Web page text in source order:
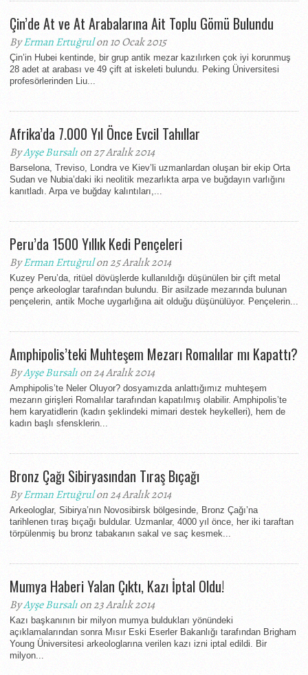
Çin’de At ve At Arabalarına Ait Toplu Gömü Bulundu
ByErman Ertuğrulon 10 Ocak 2015
Çin’in Hubei kentinde, bir grup antik mezar kazılırken çok iyi korunmuş
28 adet at arabası ve 49 çift at iskeleti bulundu. Peking Üniversitesi
profesörlerinden Liu...
Afrika’da 7.000 Yıl Önce Evcil Tahıllar
ByAyşe Bursalıon 27 Aralık 2014
Barselona, Treviso, Londra ve Kiev’li uzmanlardan oluşan bir ekip Orta
Sudan ve Nubia’daki iki neolitik mezarlıkta arpa ve buğdayın varlığını
kanıtladı. Arpa ve buğday kalıntıları,...
Peru’da 1500 Yıllık Kedi Pençeleri
ByErman Ertuğrulon 25 Aralık 2014
Kuzey Peru’da, ritüel dövüşlerde kullanıldığı düşünülen bir çift metal
pençe arkeologlar tarafından bulundu. Bir asilzade mezarında bulunan
pençelerin, antik Moche uygarlığına ait olduğu düşünülüyor. Pençelerin...
Amphipolis’teki Muhteşem Mezarı Romalılar mı Kapattı?
ByAyşe Bursalıon 24 Aralık 2014
Amphipolis’te Neler Oluyor? dosyamızda anlattığımız muhteşem
mezarın girişleri Romalılar tarafından kapatılmış olabilir. Amphipolis’te
hem karyatidlerin (kadın şeklindeki mimari destek heykelleri), hem de
kadın başlı sfensklerin...
Bronz Çağı Sibiryasından Tıraş Bıçağı
ByErman Ertuğrulon 24 Aralık 2014
Arkeologlar, Sibirya’nın Novosibirsk bölgesinde, Bronz Çağı’na
tarihlenen tıraş bıçağı buldular. Uzmanlar, 4000 yıl önce, her iki taraftan
törpülenmiş bu bronz tabakanın sakal ve saç kesmek...
Mumya Haberi Yalan Çıktı, Kazı İptal Oldu!
ByAyşe Bursalıon 23 Aralık 2014
Kazı başkanının bir milyon mumya buldukları yönündeki
açıklamalarından sonra Mısır Eski Eserler Bakanlığı tarafından Brigham
Young Üniversitesi arkeologlarına verilen kazı izni iptal edildi. Bir
milyon...